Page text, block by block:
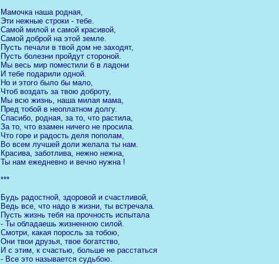
Мамочка наша родная,
Эти нежные строки - тебе.
Самой милой и самой красивой,
Самой доброй на этой земле.
Пусть печали в твой дом не заходят,
Пусть болезни пройдут стороной.
Мы весь мир поместили б в ладони
И тебе подарили одной.
Но и этого было бы мало,
Чтоб воздать за твою доброту,
Мы всю жизнь, наша милая мама,
Пред тобой в неоплатном долгу.
Спасибо, родная, за то, что растила,
За то, что взамен ничего не просила.
Что горе и радость деля пополам,
Во всем лучшей доли желала ты нам.
Красива, заботлива, нежно нежна,
Ты нам ежедневно и вечно нужна !
***
Будь радостной, здоровой и счастливой,
Ведь все, что надо в жизни, ты встречала.
Пусть жизнь тебя на прочность испытала
- Ты обладаешь жизненною силой.
Смотри, какая поросль за тобою,
Они твои друзья, твое богатство,
И с этим, к счастью, больше не расстаться
- Все это называется судьбою.